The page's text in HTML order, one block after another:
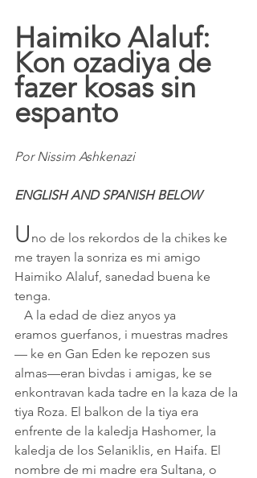
Haimiko Alaluf:
Kon ozadiya de
fazer kosas sin
espanto
Por Nissim Ashkenazi
ENGLISH AND SPANISH BELOW
U no de los rekordos de la chikes ke
me trayen la sonriza es mi amigo
Haimiko Alaluf, sanedad buena ke
tenga.
eramos guerfanos, i muestras madres
— ke en Gan Eden ke repozen sus
almas—eran bivdas i amigas, ke se
enkontravan kada tadre en la kaza de la
tiya Roza. El balkon de la tiya era
enfrente de la kaledja Hashomer, la
kaledja de los Selaniklis, en Haifa. El
nombre de mi madre era Sultana, o